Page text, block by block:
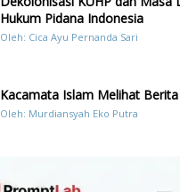
Hukum Pidana Indonesia
Oleh: Cica Ayu Pernanda Sari
Kacamata Islam Melihat
Oleh: Murdiansyah Eko Putra